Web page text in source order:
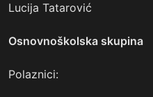
Lucija Tatarović
Osnovnoškolska skupina
Polaznici: